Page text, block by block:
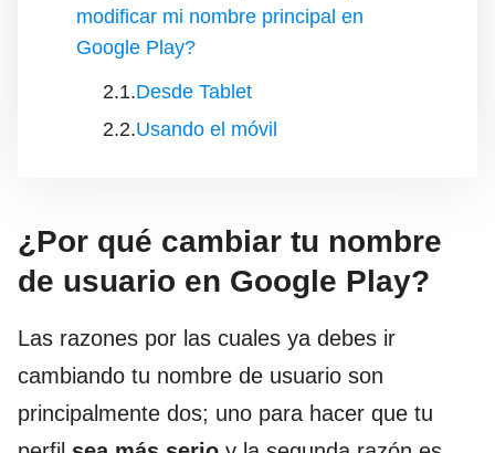
modificar mi nombre principal en
Google Play?
Desde Tablet
Usando el móvil
¿Por qué cambiar tu nombre
de usuario en Google Play?
Las razones por las cuales ya debes ir
cambiando tu nombre de usuario son
principalmente dos; uno para hacer que tu